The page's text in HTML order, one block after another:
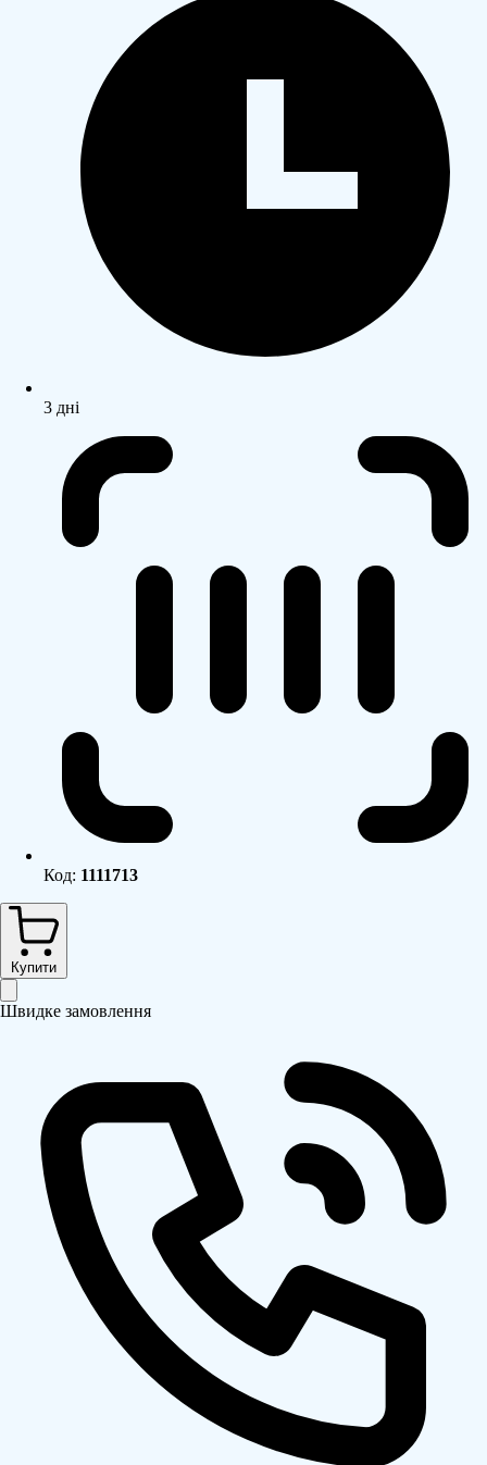
3 дні
Код: 1111713
Купити
Швидке замовлення